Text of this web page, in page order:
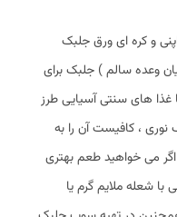
و کره‌ ای ورق جلبک
سالم ) جلبک برای
غذا های سنتی آسیایی طرز
، کافیست آن را به‌
می‌ خواهید طعم بهتری
با شعله ملایم گرم یا